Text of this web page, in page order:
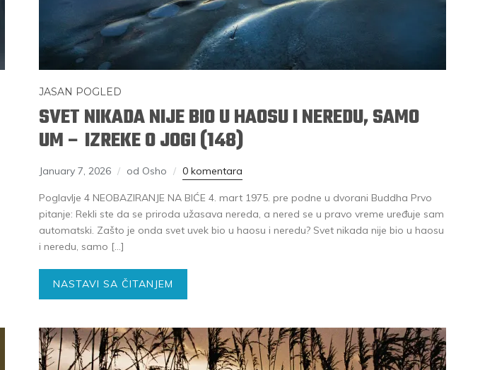
JASAN POGLED
SVET NIKADA NIJE BIO U HAOSU I NEREDU, SAMO
UM – IZREKE O JOGI (148)
January 7, 2026 od Osho 0 komentara
Poglavlje 4 NEOBAZIRANJE NA BIĆE 4. mart 1975. pre podne u dvorani Buddha Prvo
pitanje: Rekli ste da se priroda užasava nereda, a nered se u pravo vreme uređuje sam
automatski. Zašto je onda svet uvek bio u haosu i neredu? Svet nikada nije bio u haosu
i neredu, samo […]
NASTAVI SA ČITANJEM